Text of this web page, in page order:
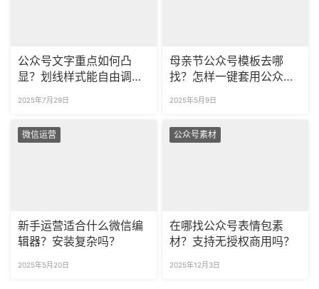
公众号文字重点如何凸
显？划线样式能自由调整
2025年7月29日
母亲节公众号模板去哪
找？怎样一键套用公众号
2025年5月9日
微信运营
新手运营适合什么微信编
辑器？安装复杂吗？
2025年5月20日
公众号素材
在哪找公众号表情包素
材？支持无授权商用吗？
2025年12月3日